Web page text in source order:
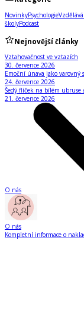
NovinkyPsychologie
školyPodcast
Nejnovější články
Vztahovačnost ve vztazích
30. července 2026
Emoční únava jako varovný
24. července 2026
Šedý flíček na bílém
21. července 2026
O nás
O nás
Kompletní informace o